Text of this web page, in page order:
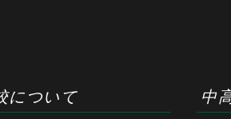
について 中